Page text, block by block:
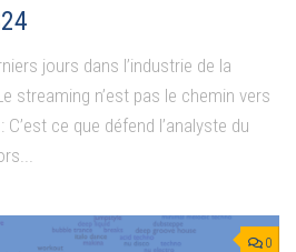
jours dans l’industrie de la
streaming n’est pas le chemin vers
ce que défend l’analyste du
0